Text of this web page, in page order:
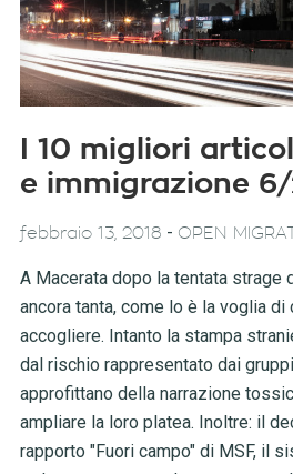
I 10 migliori
e immigrazione 6/
febbraio 13, 2018 - OPEN
A Macerata dopo la tentata strage
ancora tanta, come lo è la voglia di
accogliere. Intanto la stampa
dal rischio rappresentato dai
approfittano della narrazione
ampliare la loro platea. Inoltre: il
rapporto "Fuori campo" di MSF, il